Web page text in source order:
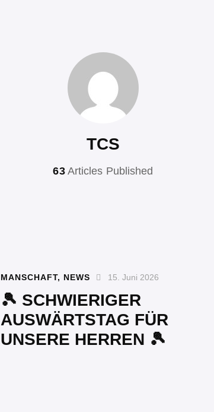
TCS
63Articles Published
MANSCHAFT, NEWS 15. Juni 2026
🎾 SCHWIERIGER
AUSWÄRTSTAG FÜR
UNSERE HERREN 🎾